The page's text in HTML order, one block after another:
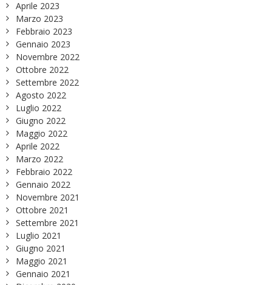
Aprile 2023
Marzo 2023
Febbraio 2023
Gennaio 2023
Novembre 2022
Ottobre 2022
Settembre 2022
Agosto 2022
Luglio 2022
Giugno 2022
Maggio 2022
Aprile 2022
Marzo 2022
Febbraio 2022
Gennaio 2022
Novembre 2021
Ottobre 2021
Settembre 2021
Luglio 2021
Giugno 2021
Maggio 2021
Gennaio 2021